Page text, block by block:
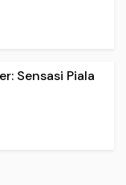
Sensasi Piala